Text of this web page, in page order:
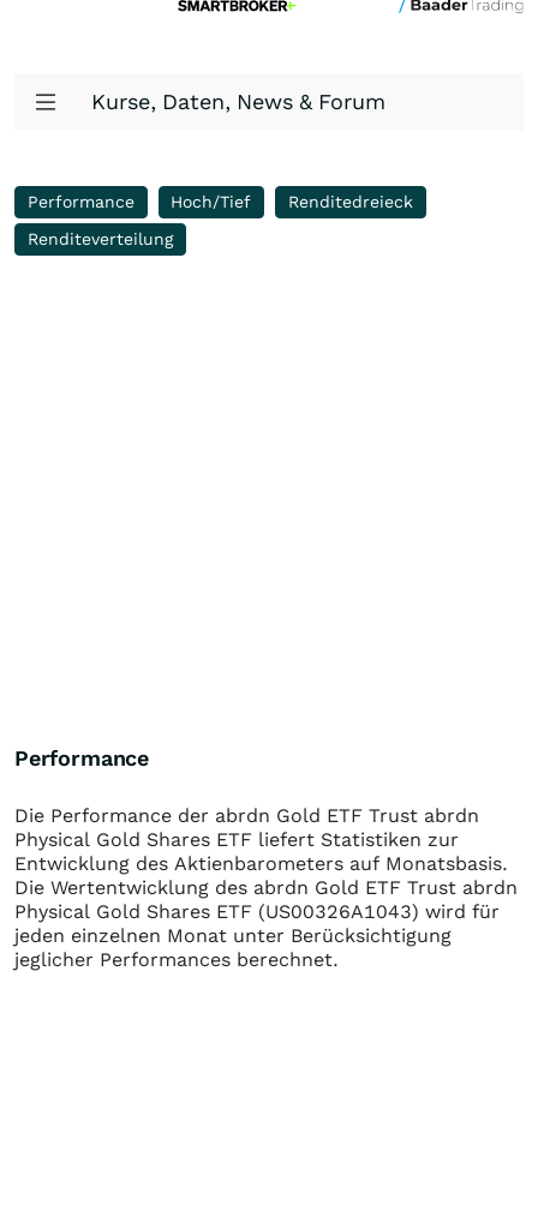
Kurse, Daten, News & Forum
Performance Hoch/Tief
Renditedreieck
Renditeverteilung
Performance
Die Performance der abrdn Gold ETF Trust abrdn
Physical Gold Shares ETF liefert Statistiken zur
Entwicklung des Aktienbarometers auf Monatsbasis.
Die Wertentwicklung des abrdn Gold ETF Trust abrdn
Physical Gold Shares ETF (US00326A1043) wird für
jeden einzelnen Monat unter Berücksichtigung
jeglicher Performances berechnet.